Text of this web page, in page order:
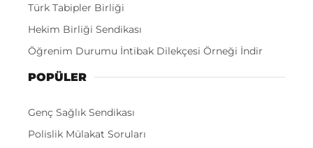
Türk Tabipler Birliği
Hekim Birliği Sendikası
Öğrenim Durumu İntibak Dilekçesi Örneği İndir
POPÜLER
Genç Sağlık Sendikası
Polislik Mülakat Soruları